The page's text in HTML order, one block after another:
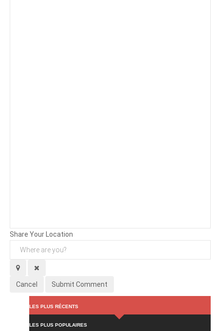
Share Your Location
Cancel Submit Comment
LES PLUS RÉCENTS
LES PLUS POPULAIRES